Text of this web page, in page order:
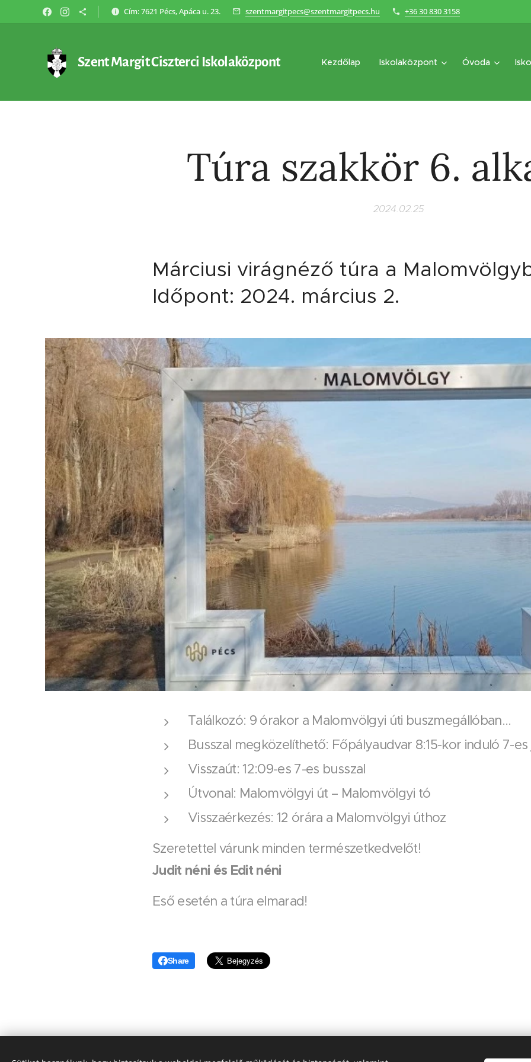
Cím: 7621 Pécs, Apáca u. 23. szentmargitpecs@szentmargitpecs.hu +36 30 830 3158
Szent Margit Ciszterci Iskolaközpont Kezdőlap Iskolaközpont Óvoda
Túra szakkör 6.
2024.02.25
Márciusi virágnéző túra a
Időpont: 2024. március 2.
Találkozó: 9 órakor a Malomvölgyi úti buszmegállóban...
Busszal megközelíthető: Főpályaudvar 8:15-kor induló 7-es
Visszaút: 12:09-es 7-es busszal
Útvonal: Malomvölgyi út – Malomvölgyi tó
Visszaérkezés: 12 órára a Malomvölgyi úthoz
Szeretettel várunk minden természetkedvelőt!
Judit néni és Edit néni
Eső esetén a túra elmarad!
Share